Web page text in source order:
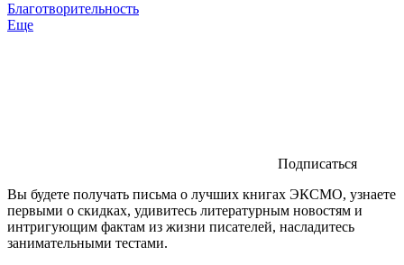
Благотворительность
Еще
Подписаться
Вы будете получать письма о лучших книгах ЭКСМО, узнаете
первыми о скидках, удивитесь литературным новостям и
интригующим фактам из жизни писателей, насладитесь
занимательными тестами.